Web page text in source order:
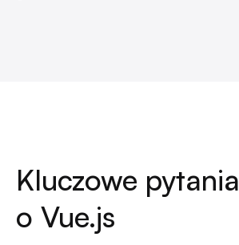
Kluczowe pytania
o Vue.js